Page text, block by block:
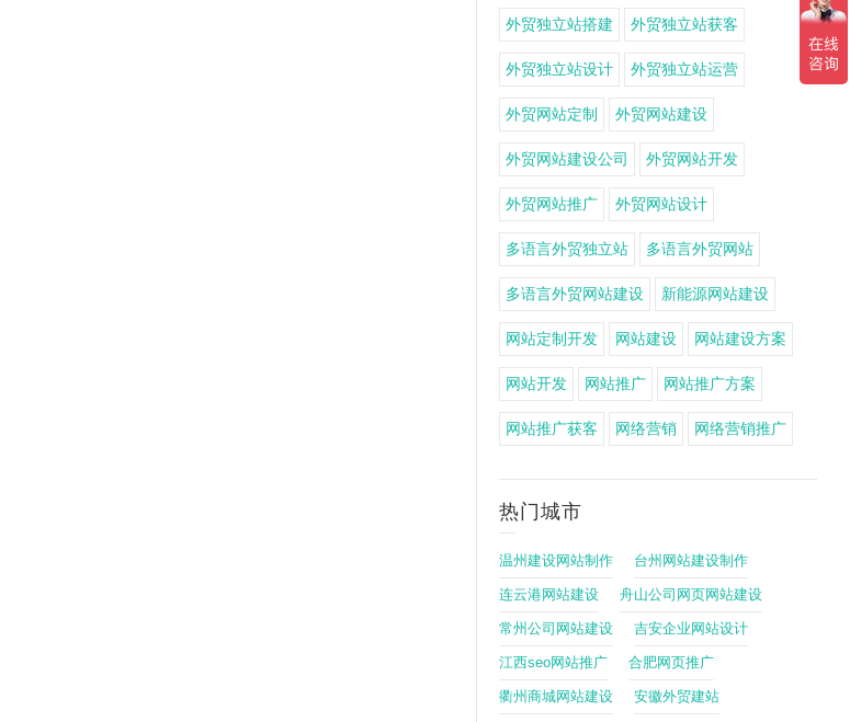
外贸独立站搭建 外贸独立站获客
外贸独立站设计 外贸独立站运营
外贸网站定制 外贸网站建设
外贸网站建设公司 外贸网站开发
外贸网站推广 外贸网站设计
多语言外贸独立站 多语言外贸网站
多语言外贸网站建设 新能源网站建设
网站定制开发 网站建设 网站建设方案
网站开发 网站推广 网站推广方案
网站推广获客 网络营销 网络营销推广
热门城市
温州建设网站制作 台州网站建设制作
连云港网站建设 舟山公司网页网站建设
常州公司网站建设 吉安企业网站设计
江西seo网站推广 合肥网页推广
衢州商城网站建设 安徽外贸建站